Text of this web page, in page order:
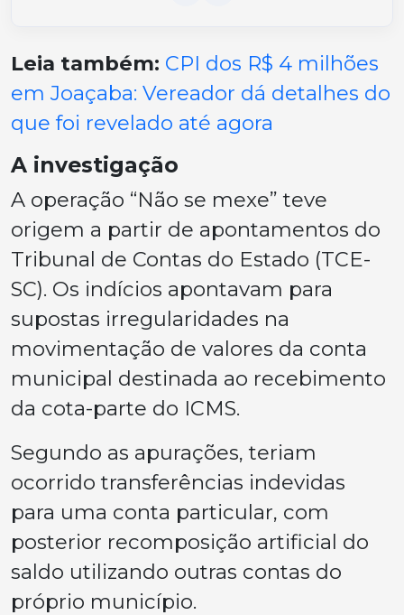
Leia também: CPI dos R$ 4 milhões
em Joaçaba: Vereador dá detalhes do
que foi revelado até agora
A investigação
A operação “Não se mexe” teve
origem a partir de apontamentos do
Tribunal de Contas do Estado (TCE-
SC). Os indícios apontavam para
supostas irregularidades na
movimentação de valores da conta
municipal destinada ao recebimento
da cota-parte do ICMS.
Segundo as apurações, teriam
ocorrido transferências indevidas
para uma conta particular, com
posterior recomposição artificial do
saldo utilizando outras contas do
próprio município.